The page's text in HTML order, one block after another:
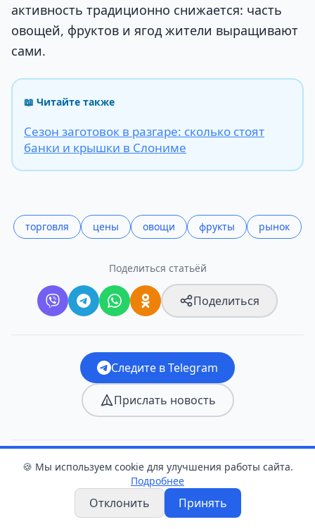
активность традиционно снижается: часть
овощей, фруктов и ягод жители выращивают
сами.
📖 Читайте также
Сезон заготовок в разгаре: сколько стоят
банки и крышки в Слониме
торговля цены овощи фрукты рынок
Поделиться статьёй
Поделиться
Следите в Telegram
Прислать новость
Оцените статью
❤️ 😂 😮 😢
🍪 Мы используем cookie для улучшения работы сайта.
Подробнее
Отклонить Принять